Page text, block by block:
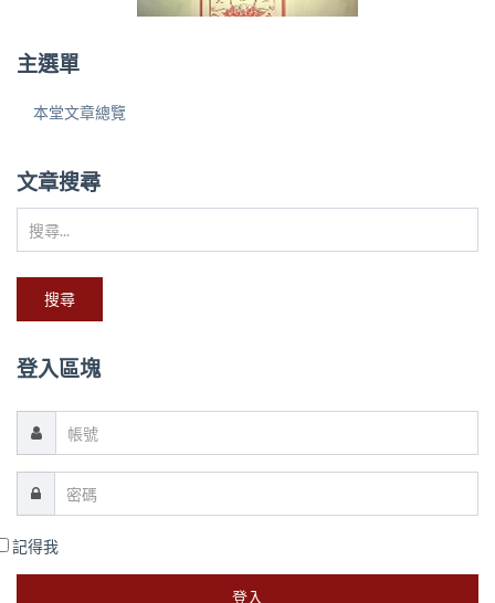
主選單
本堂文章總覽
文章搜尋
搜
尋...
搜尋
登入區塊
記得我
登入